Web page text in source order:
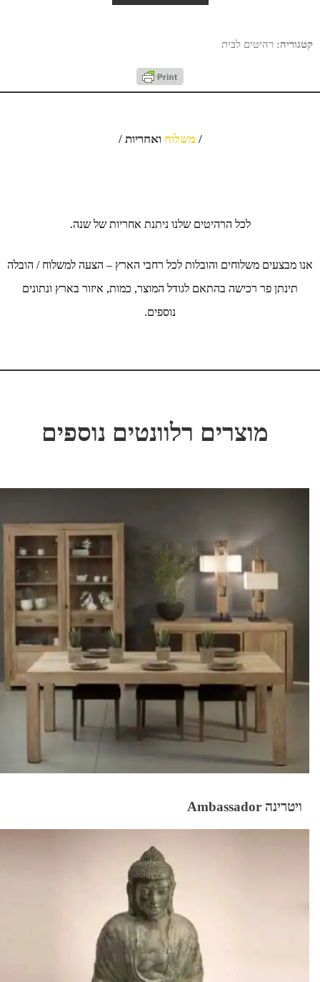
קטגוריה: רהיטים לבית
/משלוח ואחריות /
לכל הרהיטים שלנו ניתנת אחריות של שנה.
אנו מבצעים משלוחים והובלות לכל רחבי הארץ – הצעה למשלוח / הובלה
תינתן פר רכישה בהתאם לגודל המוצר, כמות, איזור בארץ ונתונים
נוספים.
מוצרים רלוונטים נוספים
ויטרינה Ambassador